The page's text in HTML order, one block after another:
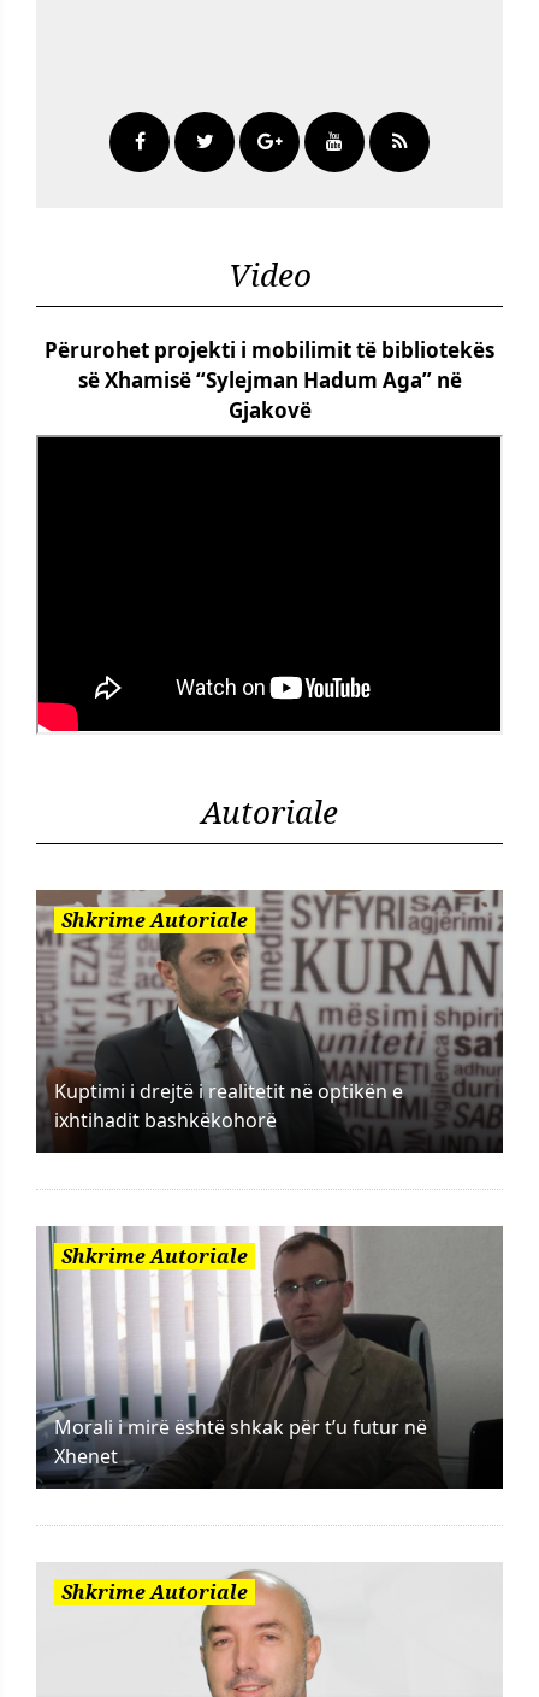
Video
Përurohet projekti i mobilimit të bibliotekës
së Xhamisë “Sylejman Hadum Aga” në
Gjakovë
Autoriale
Shkrime Autoriale
Kuptimi i drejtë i realitetit në optikën e
ixhtihadit bashkëkohorë
Shkrime Autoriale
Morali i mirë është shkak për t’u futur në
Xhenet
Shkrime Autoriale